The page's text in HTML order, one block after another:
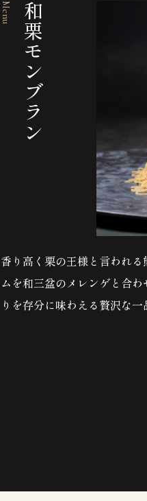
Menu 和栗モンブラン
香り高く栗の王様と言われ
ムを和三盆のメレンゲと合
りを存分に味わえる贅沢な一